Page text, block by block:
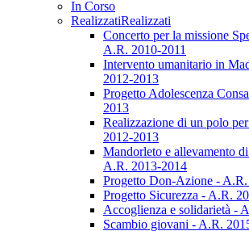
In Corso
RealizzatiRealizzati
Concerto per la missione
A.R. 2010-2011
Intervento umanitario in
2012-2013
Progetto Adolescenza
2013
Realizzazione di un polo
2012-2013
Mandorleto e allevamento
A.R. 2013-2014
Progetto Don-Azione -
Progetto Sicurezza - A.R.
Accoglienza e solidarietà -
Scambio giovani - A.R.